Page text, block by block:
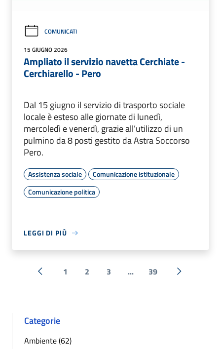
COMUNICATI
15 GIUGNO 2026
Ampliato il servizio navetta Cerchiate -
Cerchiarello - Pero
Dal 15 giugno il servizio di trasporto sociale
locale è esteso alle giornate di lunedì,
mercoledì e venerdì, grazie all’utilizzo di un
pulmino da 8 posti gestito da Astra Soccorso
Pero.
Assistenza sociale
Comunicazione istituzionale
Comunicazione politica
LEGGI DI PIÙ
« Precedente
1 2 3 ... 39 Successiva
Categorie
Ambiente (62)